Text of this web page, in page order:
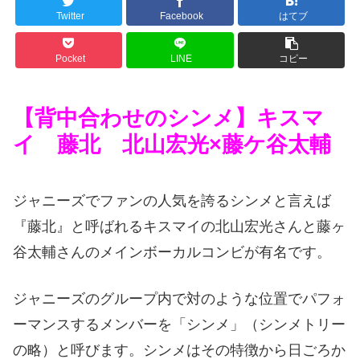
Twitter Facebook はてブ
Pocket LINE コピー
【背中合わせのシンメ】キスマ
イ 藤北 北山宏光×藤ケ谷太輔
ジャニーズでファンの人気を誇るシンメと言えば
『藤北』と呼ばれるキスマイの北山宏光さんと藤ヶ
谷太輔さんのメインボーカルコンビが有名です。
ジャニーズのグループ内で対のような位置でパフォ
ーマンスするメンバーを「シンメ」（シンメトリー
の略）と呼びます。シンメはその特徴から日ごろか